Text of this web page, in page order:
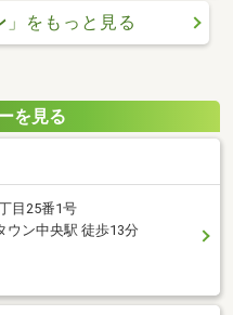
」をもっと見る
を見る
目25番1号
ウン中央駅 徒歩13分